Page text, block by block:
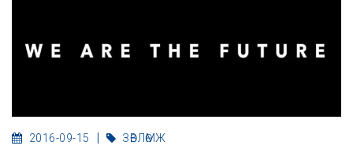
2016-09-15 ЗӨВЛӨМЖ